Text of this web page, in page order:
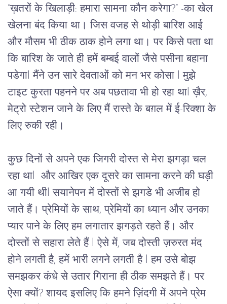
“ख़तरों के खिलाड़ी: हमारा सामना कौन करेगा?” -का खेल
खेलना बंद किया था। जिस वजह से थोड़ी बारिश आई
और मौसम भी ठीक ठाक होने लगा था। पर किसे पता था
कि बारिश के जाते ही हमें बम्बई वालों जैसे पसीना बहाना
पडेगाl मैंने उन सारे देवताओं को मन भर कोसा l मुझे
टाइट कुरता पहनने पर अब पछतावा भी हो रहा थाl ख़ैर,
मेट्रो स्टेशन जाने के लिए मैं रास्ते के बग़ल में ई-रिक्शा के
लिए रुकी रही।
कुछ दिनों से अपने एक जिगरी दोस्त से मेरा झगड़ा चल
रहा थाl  और आखिर एक दूसरे का सामना करने की घड़ी
आ गयी थीl सयानेपन में दोस्तों से झगडे भी अजीब हो
जाते हैं। प्रेमियों के साथ, प्रेमियों का ध्यान और उनका
प्यार पाने के लिए हम लगातार झगड़ते रहते हैं। और
दोस्तों से सहारा लेते हैं l ऐसे में, जब दोस्ती ज़रुरत मंद
होने लगती है, हमें भारी लगने लगती है l हम उसे बोझ
समझकर कंधे से उतार गिराना ही ठीक समझते हैं। पर
ऐसा क्यों? शायद इसलिए कि हमने ज़िंदगी में अपने प्रेम